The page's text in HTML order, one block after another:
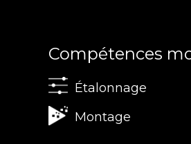
Compétences
Étalonnage
Montage